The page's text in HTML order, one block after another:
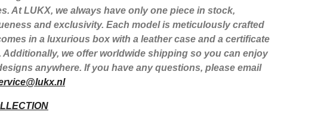
At LUKX, we always have only one piece in stock,
and exclusivity. Each model is meticulously crafted
in a luxurious box with a leather case and a certificate
Additionally, we offer worldwide shipping so you can enjoy
anywhere. If you have any questions, please email